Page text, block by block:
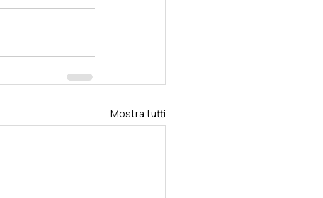
Mostra tutti